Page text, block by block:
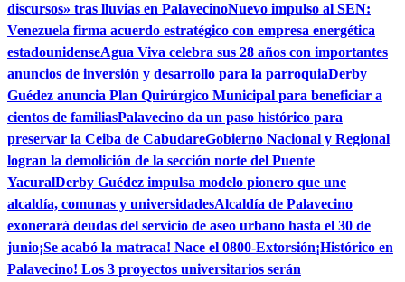
discursos» tras lluvias en PalavecinoNuevo impulso al SEN:
Venezuela firma acuerdo estratégico con empresa energética
estadounidenseAgua Viva celebra sus 28 años con importantes
anuncios de inversión y desarrollo para la parroquiaDerby
Guédez anuncia Plan Quirúrgico Municipal para beneficiar a
cientos de familiasPalavecino da un paso histórico para
preservar la Ceiba de CabudareGobierno Nacional y Regional
logran la demolición de la sección norte del Puente
YacuralDerby Guédez impulsa modelo pionero que une
alcaldía, comunas y universidadesAlcaldía de Palavecino
exonerará deudas del servicio de aseo urbano hasta el 30 de
junio¡Se acabó la matraca! Nace el 0800-Extorsión¡Histórico en
Palavecino! Los 3 proyectos universitarios serán